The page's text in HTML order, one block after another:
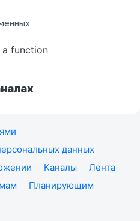
function
данных
Каналы
Лента
Планирующим